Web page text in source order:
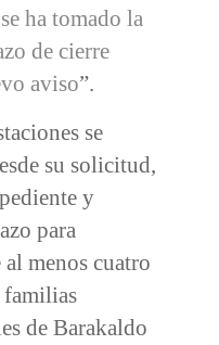
ha tomado la
de cierre
aviso”.
se
su solicitud,
y
para
menos cuatro
familias
de Barakaldo